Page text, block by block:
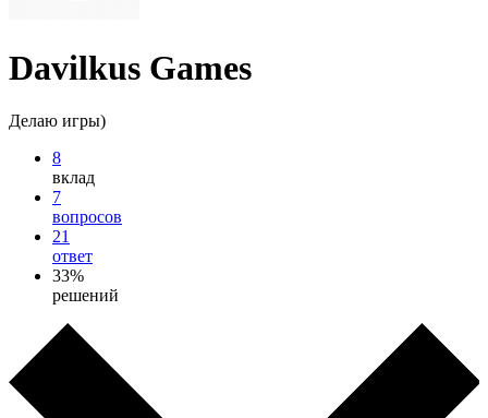
Davilkus Games
Делаю игры)
8
вклад
7
вопросов
21
ответ
33%
решений